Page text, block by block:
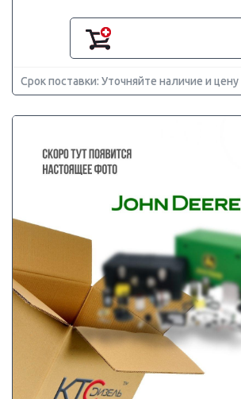
Срок поставки: Уточняйте наличие и цену